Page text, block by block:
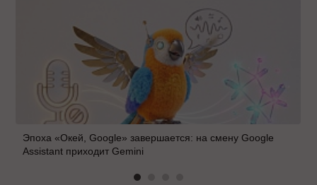
Эпоха «Окей, Google» завершается: на смену Google
Assistant приходит Gemini